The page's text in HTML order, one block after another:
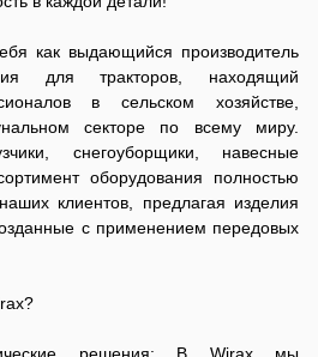
бесплатному устранению заводских
агрегата, возникших в
Важно помнить, что гарантия не
запчастей для навесного
вызванные нарушением
гарантии мы всегда
ремонт навесного
широкий выбор комплектующих.
все нюансы настройки и
Мы детально покажем, как
для оптимальной обработки
точности при посеве с
заготавливать корм,
того, мы поделимся опытом
снегоуборщика для быстрой
период, а также обучим вас
с тракторным прицепом при
как выдающийся производитель
для тракторов, находящий
в сельском хозяйстве,
секторе по всему миру.
снегоуборщики, навесные
оборудования полностью
клиентов, предлагая изделия
с применением передовых